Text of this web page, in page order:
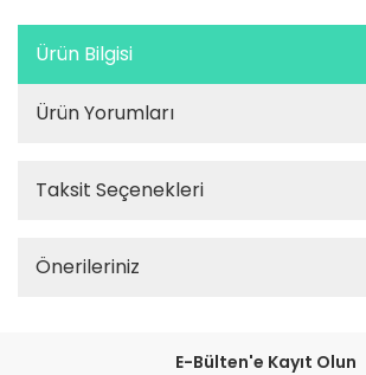
Ürün Bilgisi
Ürün Yorumları
Taksit Seçenekleri
Önerileriniz
E-Bülten'e Kayıt Olun